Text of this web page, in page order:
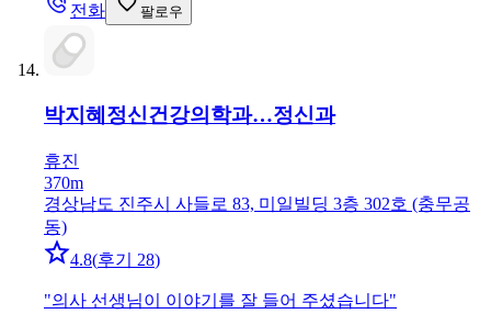
전화 팔로우
박지혜정신건강의학과…정신과
휴진
370m
경상남도 진주시 사들로 83, 미일빌딩 3층 302호 (충무공
동)
4.8(후기 28)
"의사 선생님이 이야기를 잘 들어 주셨습니다"